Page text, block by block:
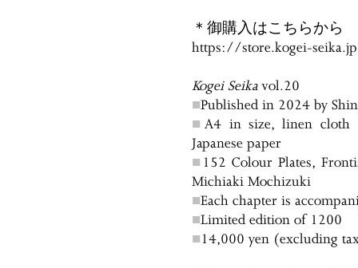
＊御購入はこちらから
https://store.kogei-
Kogei Seikavol.20
■Published in 2024 by
■ A4 in size, linen cloth
Japanese paper
■ 152 Colour Plates,
Michiaki Mochizuki
■Each chapter is
■Limited edition of 1200
■14,000 yen (excluding